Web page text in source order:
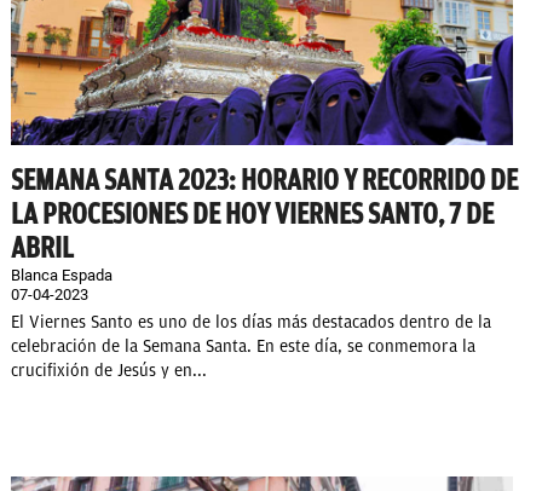
SEMANA SANTA 2023: HORARIO Y RECORRIDO DE
LA PROCESIONES DE HOY VIERNES SANTO, 7 DE
ABRIL
Blanca Espada
07-04-2023
El Viernes Santo es uno de los días más destacados dentro de la
celebración de la Semana Santa. En este día, se conmemora la
crucifixión de Jesús y en...